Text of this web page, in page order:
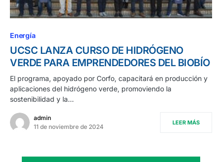
Energía
UCSC LANZA CURSO DE HIDRÓGENO
VERDE PARA EMPRENDEDORES DEL BIOBÍO
El programa, apoyado por Corfo, capacitará en producción y
aplicaciones del hidrógeno verde, promoviendo la
sostenibilidad y la…
admin
11 de noviembre de 2024
LEER MÁS